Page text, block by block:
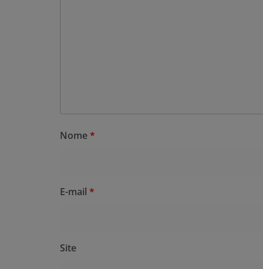
Nome*
E-mail *
Site